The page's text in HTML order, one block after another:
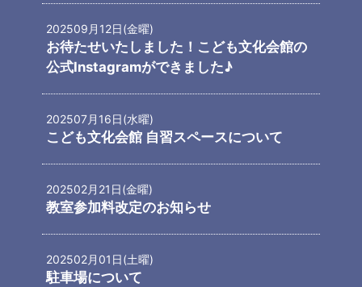
202509月12日(金曜)
お待たせいたしました！こども文化会館の
公式Instagramができました♪
202507月16日(水曜)
こども文化会館 自習スペースについて
202502月21日(金曜)
教室参加料改定のお知らせ
202502月01日(土曜)
駐車場について